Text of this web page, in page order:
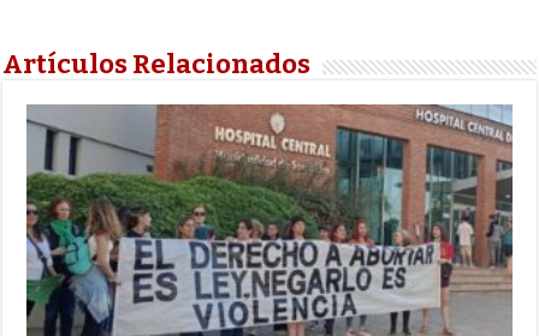
Artículos Relacionados